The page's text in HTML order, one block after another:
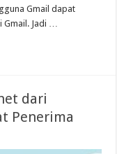
Gmail dapat
Jadi …
dari
Penerima